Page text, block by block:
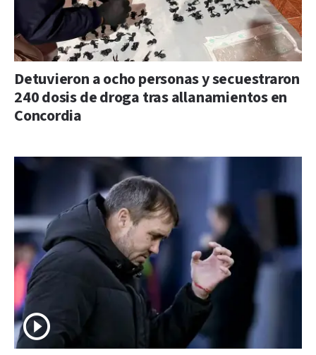
Detuvieron a ocho personas y secuestraron
240 dosis de droga tras allanamientos en
Concordia